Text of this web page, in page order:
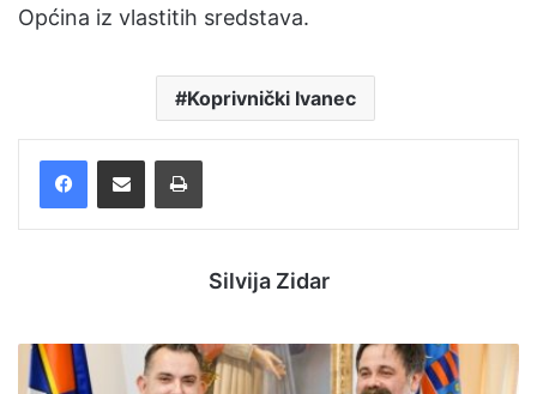
Općina iz vlastitih sredstava.
Koprivnički Ivanec
Silvija Zidar